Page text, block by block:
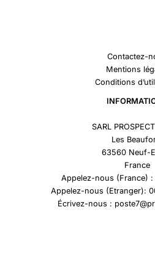
Contactez-
Mentions
Conditions
SARL
Les
63560 Neuf-
France
Appelez-nous (France)
Appelez-nous (Etranger):
Écrivez-nous :